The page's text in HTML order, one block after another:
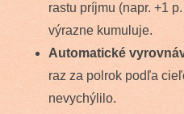
rastu príjmu (napr. +1
výrazne kumuluje.
Automatické
raz za polrok podľa
nevychýlilo.